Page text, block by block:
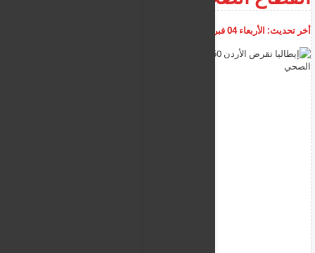
أخر تحديث: الأربعاء 04 فبراير 2026